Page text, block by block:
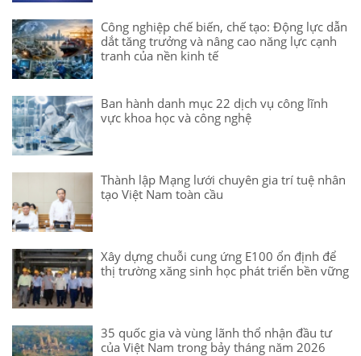
Công nghiệp chế biến, chế tạo: Động lực dẫn
dắt tăng trưởng và nâng cao năng lực cạnh
tranh của nền kinh tế
Ban hành danh mục 22 dịch vụ công lĩnh
vực khoa học và công nghệ
Thành lập Mạng lưới chuyên gia trí tuệ nhân
tạo Việt Nam toàn cầu
Xây dựng chuỗi cung ứng E100 ổn định để
thị trường xăng sinh học phát triển bền vững
35 quốc gia và vùng lãnh thổ nhận đầu tư
của Việt Nam trong bảy tháng năm 2026